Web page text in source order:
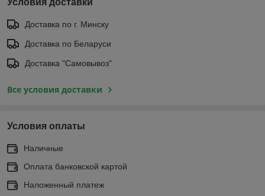
Условия доставки
Доставка по г. Минску
Доставка по Беларуси
Доставка "Самовывоз"
Все условия доставки
Условия оплаты
Наличные
Оплата банковской картой
Наложенный платеж